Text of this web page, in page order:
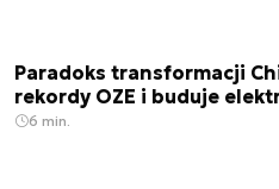
Paradoks transformacji
rekordy OZE i buduje
6 min.